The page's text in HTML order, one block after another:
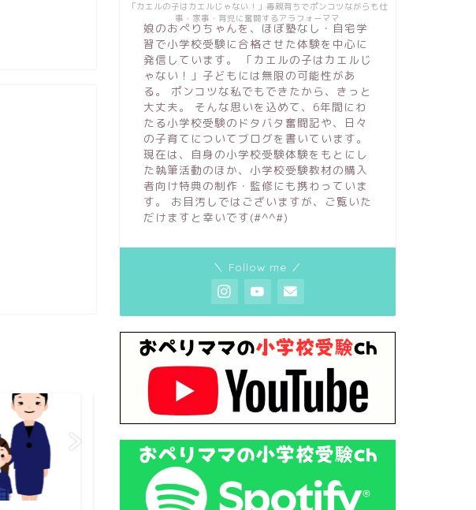
1.小学校受験 1.小学校受験
「カエルの子はカエルじゃない！」毒親育ちでポンコツながらも仕
事・家事・育児に奮闘するアラフォーママ
娘のおぺりちゃんを、ほぼ塾なし・自宅学
習で小学校受験に合格させた体験を中心に
発信しています。 「カエルの子はカエルじ
ゃない！」子どもには無限の可能性があ
る。 ポンコツな私でもできたから、きっと
大丈夫。 そんな思いを込めて、6年間にわ
たる小学校受験のドタバタ奮闘記や、日々
の子育てについてブログを書いています。
現在は、自身の小学校受験体験をもとにし
た執筆活動のほか、小学校受験教材の購入
者向け特典の制作・監修にも携わっていま
す。 お目汚しではございますが、ご覧いた
だけますと幸いです(#^^#)
＼ Follow me ／